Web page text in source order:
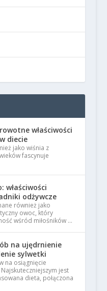
właściwości
diecie
jako wiśnia z
fascynuje
właściwości
odżywcze
również jako
owoc, który
wśród miłośników …
na ujędrnienie
sylwetki
na osiągnięcie
jest
dieta, połączona